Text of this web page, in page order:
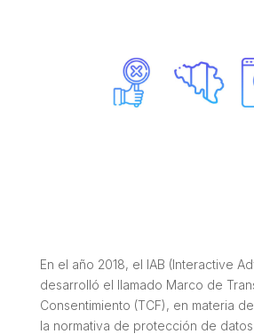
En el año 2018, el IAB (Interactive
desarrolló el llamado Marco de
Consentimiento (TCF), en materia
la normativa de protección de